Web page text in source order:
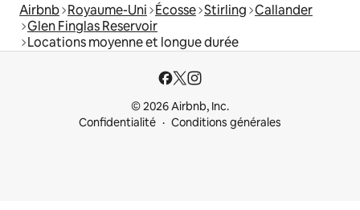
Airbnb Royaume-Uni Écosse Stirling Callander
Glen Finglas Reservoir
Locations moyenne et longue durée
© 2026 Airbnb, Inc.
Confidentialité
Conditions générales